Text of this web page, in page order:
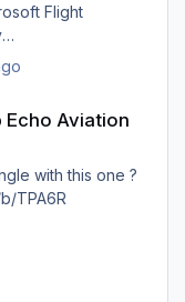
Flight
direkte
die Meldung
folder'
Echo Aviation
with this one ?
TPA6R